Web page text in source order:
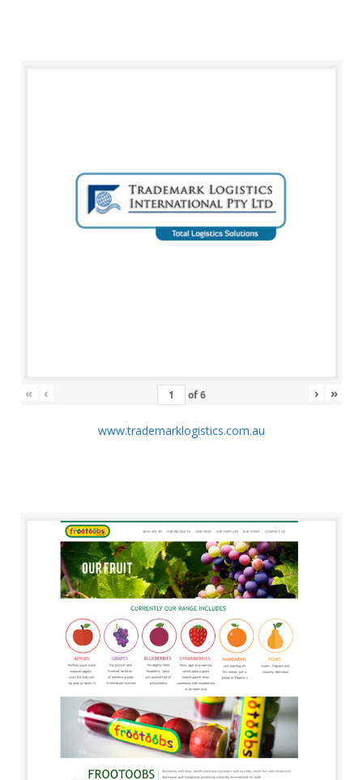
« ‹ of6 › »
www.trademarklogistics.com.au